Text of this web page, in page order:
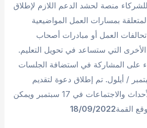
منصة لحشد الدعم اللازم لإطلاق
بمسارات العمل المواضيعية
العمل أو مبادرات أصحاب
التي ستساعد في تحويل التعليم.
على المشاركة في استضافة الجلسات
في 17 سبتمبر / أيلول. تم إطلاق دعوة لتقديم
مقترحات لتنظيم الأحداث والاجتماعات في 17 سبتمبر ويمكن
القمة18/09/2022